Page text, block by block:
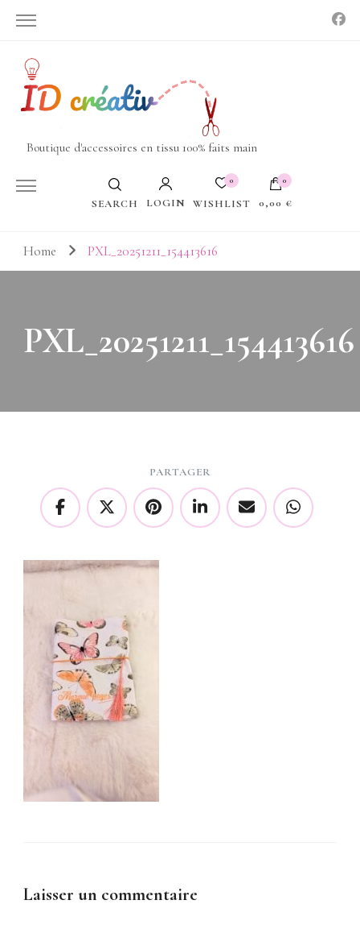
Boutique d'accessoires en tissu 100% faits main
SEARCH LOGIN
0
WISHLIST
0
0,00 €
Votre panier est vide.
Home PXL_20251211_154413616
PXL_20251211_154413616
PARTAGER
Laisser un commentaire